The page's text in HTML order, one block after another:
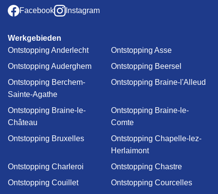
Facebook
Instagram
Werkgebieden
Ontstopping Anderlecht
Ontstopping Asse
Ontstopping Auderghem
Ontstopping Beersel
Ontstopping Berchem-
Sainte-Agathe
Ontstopping Braine-l'Alleud
Ontstopping Braine-le-
Château
Ontstopping Braine-le-
Comte
Ontstopping Bruxelles
Ontstopping Chapelle-lez-
Herlaimont
Ontstopping Charleroi
Ontstopping Chastre
Ontstopping Couillet
Ontstopping Courcelles